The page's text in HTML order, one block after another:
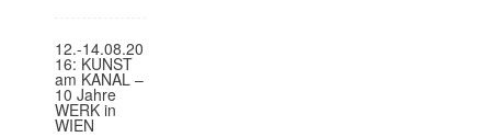
12.-14.08.20
16: KUNST
am KANAL –
10 Jahre
WERK in
WIEN